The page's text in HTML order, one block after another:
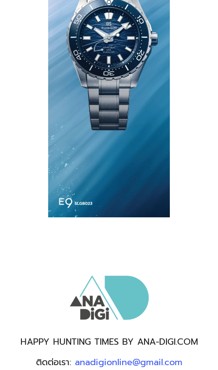
HAPPY HUNTING TIMES BY ANA-DIGI.COM
ติดต่อเรา: anadigionline@gmail.com